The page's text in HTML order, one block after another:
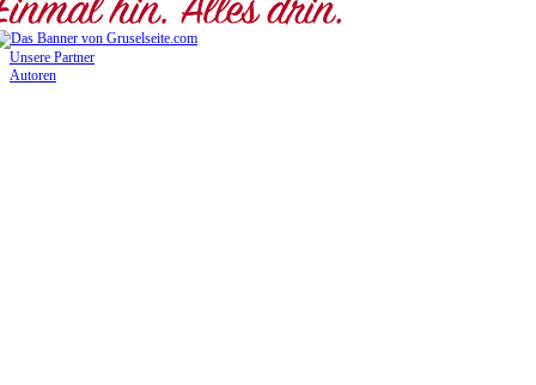
Unsere Partner
Autoren